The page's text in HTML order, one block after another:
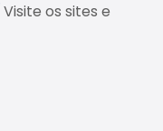
Visite os sites e